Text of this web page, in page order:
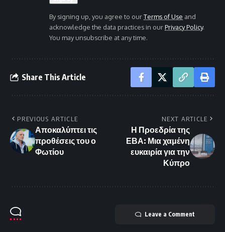
By signing up, you agree to ourTerms of Use and
acknowledge the data practices in ourPrivacy Policy.
You may unsubscribe at any time.
Share This Article
PREVIOUS ARTICLE
Αποκαλύπτει τις
προθέσεις του ο
Φωτίου
NEXT ARTICLE
Η Προεδρία της
ΕΒΑ: Μια χαμένη
ευκαιρία για την
Κύπρο
Leave a Comment